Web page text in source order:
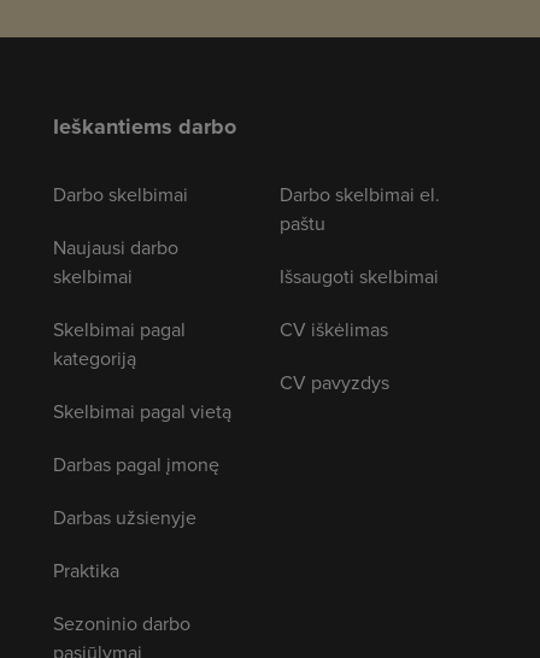
Ieškantiems darbo
Darbo skelbimai
Naujausi darbo
skelbimai
Skelbimai pagal
kategoriją
Skelbimai pagal vietą
Darbas pagal įmonę
Darbas užsienyje
Praktika
Sezoninio darbo
pasiūlymai
Darbo skelbimai el.
paštu
Išsaugoti skelbimai
CV iškėlimas
CV pavyzdys